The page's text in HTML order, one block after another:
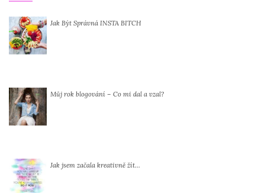
Jak Být Správná INSTA BITCH
Můj rok blogování – Co mi dal a vzal?
Jak jsem začala kreativně žít…